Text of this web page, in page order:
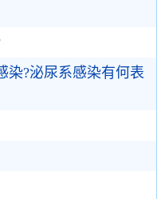
染?泌尿系感染有何表